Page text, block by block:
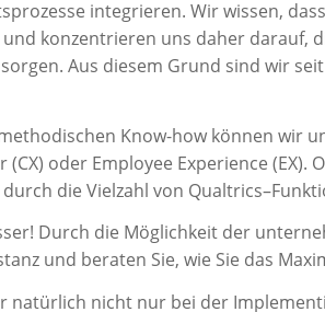
prozesse integrieren. Wir wissen,
und konzentrieren uns daher darauf,
sorgen. Aus diesem Grund sind wir seit
n Know-howkönnen wir
(CX) oder Employee Experience (EX).
die Vielzahl von Qualtrics–
! Durch die Möglichkeit der u
und beraten Sie, wie Sie das
nicht nur bei der